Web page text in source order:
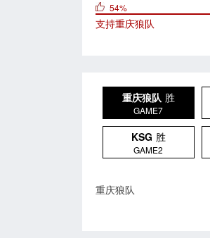
54%
支持重庆狼队
重庆狼队 胜
GAME7
KSG 胜
GAME2
重庆狼队